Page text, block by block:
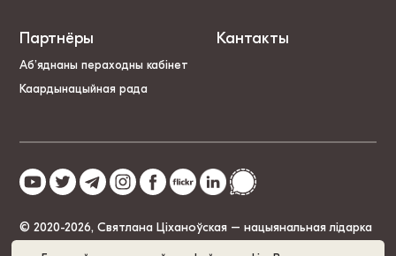
Партнёры
Аб’яднаны пераходны кабінет
Каардынацыйная рада
Кантакты
© 2020-2026, Святлана Ціханоўская – нацыянальная лідарка